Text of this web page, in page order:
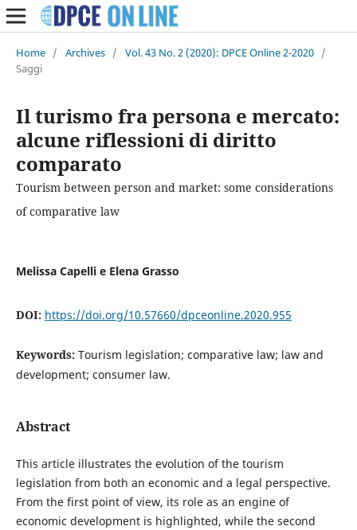
Home / Archives / Vol. 43 No. 2 (2020): DPCE Online 2-2020 /
Saggi
Il turismo fra persona e mercato:
alcune riflessioni di diritto
comparato
Tourism between person and market: some considerations
of comparative law
Melissa Capelli e Elena Grasso
DOI: https://doi.org/10.57660/dpceonline.2020.955
Keywords: Tourism legislation; comparative law; law and
development; consumer law.
Abstract
This article illustrates the evolution of the tourism
legislation from both an economic and a legal perspective.
From the first point of view, its role as an engine of
economic development is highlighted, while the second